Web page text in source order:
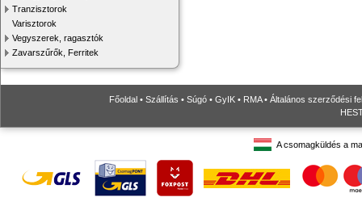
Tranzisztorok
Varisztorok
Vegyszerek, ragasztók
Zavarszűrők, Ferritek
Főoldal • Szállítás • Súgó • GyIK • RMA• Általános szerződési
A csomagküldés a